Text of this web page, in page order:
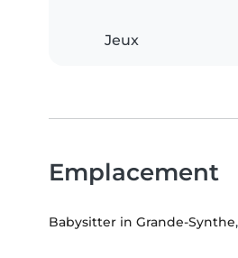
Jeux
Emplacement
Babysitter in Grande-Synthe